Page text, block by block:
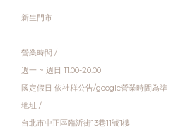
新生門市
營業時間 /
週一 ~ 週日 11:00-20:00
國定假日 依社群公告/google營業時間為準
地址 /
台北市中正區臨沂街13巷11號1樓